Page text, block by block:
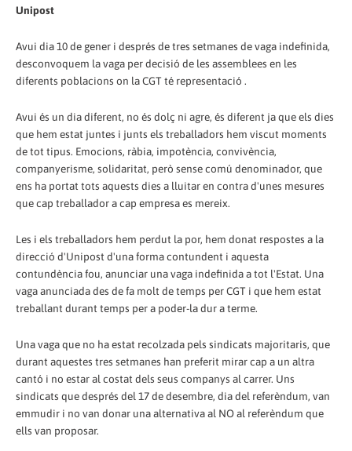
Unipost
Avui dia 10 de gener i després de tres setmanes de vaga indefinida,
desconvoquem la vaga per decisió de les assemblees en les
diferents poblacions on la CGT té representació .
Avui és un dia diferent, no és dolç ni agre, és diferent ja que els dies
que hem estat juntes i junts els treballadors hem viscut moments
de tot tipus. Emocions, ràbia, impotència, convivència,
companyerisme, solidaritat, però sense comú denominador, que
ens ha portat tots aquests dies a lluitar en contra d'unes mesures
que cap treballador a cap empresa es mereix.
Les i els treballadors hem perdut la por, hem donat respostes a la
direcció d'Unipost d'una forma contundent i aquesta
contundència fou, anunciar una vaga indefinida a tot l'Estat. Una
vaga anunciada des de fa molt de temps per CGT i que hem estat
treballant durant temps per a poder-la dur a terme.
Una vaga que no ha estat recolzada pels sindicats majoritaris, que
durant aquestes tres setmanes han preferit mirar cap a un altra
cantó i no estar al costat dels seus companys al carrer. Uns
sindicats que després del 17 de desembre, dia del referèndum, van
emmudir i no van donar una alternativa al NO al referèndum que
ells van proposar.